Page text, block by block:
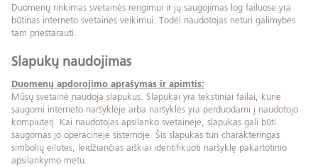
Duomenų rinkimas svetainės rengimui ir jų saugojimas log failuose yra
būtinas interneto svetainės veikimui. Todėl naudotojas neturi galimybės
tam prieštarauti.
Slapukų naudojimas
Duomenų apdorojimo aprašymas ir apimtis:
Mūsų svetainė naudoja slapukus. Slapukai yra tekstiniai failai, kurie
saugomi interneto naršyklėje arba naršyklės yra perduodami į naudotojo
kompiuterį. Kai naudotojas apsilanko svetainėje, slapukas gali būti
saugomas jo operacinėje sistemoje. Šis slapukas turi charakteringas
simbolių eilutes, leidžiančias aiškiai identifikuoti naršyklę pakartotinio
apsilankymo metu.